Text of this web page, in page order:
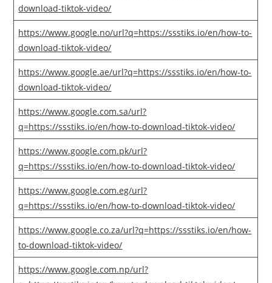
download-tiktok-video/
https://www.google.no/url?q=https://ssstiks.io/en/how-to-
download-tiktok-video/
https://www.google.ae/url?q=https://ssstiks.io/en/how-to-
download-tiktok-video/
https://www.google.com.sa/url?
q=https://ssstiks.io/en/how-to-download-tiktok-video/
https://www.google.com.pk/url?
q=https://ssstiks.io/en/how-to-download-tiktok-video/
https://www.google.com.eg/url?
q=https://ssstiks.io/en/how-to-download-tiktok-video/
https://www.google.co.za/url?q=https://ssstiks.io/en/how-
to-download-tiktok-video/
https://www.google.com.np/url?